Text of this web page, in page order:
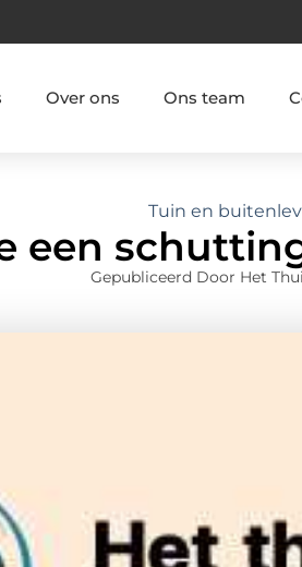
Over ons Ons team
Tuin en
een
Gepubliceerd Door Het